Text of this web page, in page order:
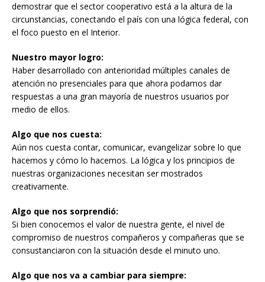
demostrar que el sector cooperativo está a la altura de la
circunstancias, conectando el país con una lógica federal, con
el foco puesto en el Interior.
Nuestro mayor logro:
Haber desarrollado con anterioridad múltiples canales de
atención no presenciales para que ahora podamos dar
respuestas a una gran mayoría de nuestros usuarios por
medio de ellos.
Algo que nos cuesta:
Aún nos cuesta contar, comunicar, evangelizar sobre lo que
hacemos y cómo lo hacemos. La lógica y los principios de
nuestras organizaciones necesitan ser mostrados
creativamente.
Algo que nos sorprendió:
Si bien conocemos el valor de nuestra gente, el nivel de
compromiso de nuestros compañeros y compañeras que se
consustanciaron con la situación desde el minuto uno.
Algo que nos va a cambiar para siempre: